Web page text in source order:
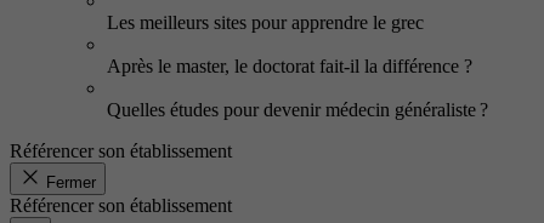
Les meilleurs sites pour apprendre le grec
Après le master, le doctorat fait-il la différence ?
Quelles études pour devenir médecin généraliste ?
Référencer son établissement
Fermer
Référencer son établissement